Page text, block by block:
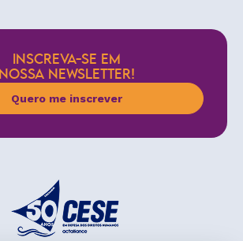
INSCREVA-SE EM
NOSSA NEWSLETTER!
Quero me inscrever